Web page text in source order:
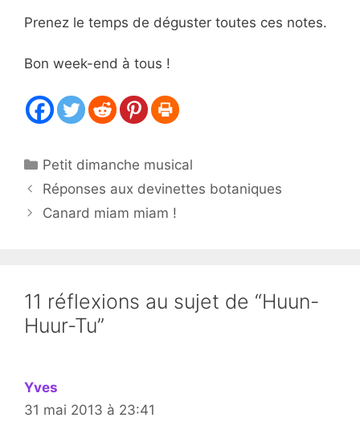
Prenez le temps de déguster toutes ces notes.
Bon week-end à tous !
Catégories
Petit dimanche musical
Réponses aux devinettes botaniques
Canard miam miam !
11 réflexions au sujet de “Huun-
Huur-Tu”
Yves
31 mai 2013 à 23:41